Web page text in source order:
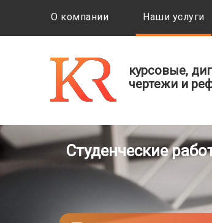
О компании Наши услуги
курсовые,
чертежи и
Студенческие